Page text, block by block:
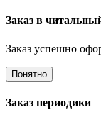
Заказ в
Заказ успешно
Понятно
Заказ периодики